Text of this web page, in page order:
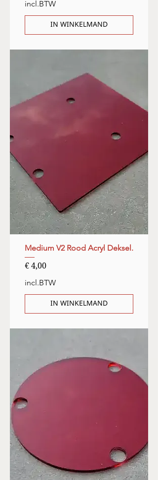
incl.BTW
IN WINKELMAND
Medium V2 Rood Acryl Deksel.
Prijs
€ 4,00
incl.BTW
IN WINKELMAND